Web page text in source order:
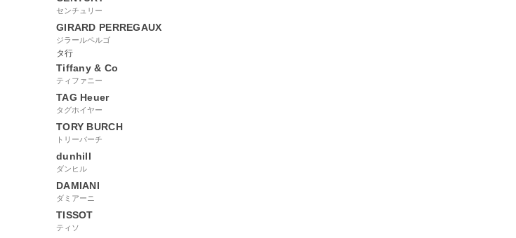
センチュリー
GIRARD PERREGAUX
ジラールペルゴ
タ行
Tiffany & Co
ティファニー
TAG Heuer
タグホイヤー
TORY BURCH
トリーバーチ
dunhill
ダンヒル
DAMIANI
ダミアーニ
TISSOT
ティソ